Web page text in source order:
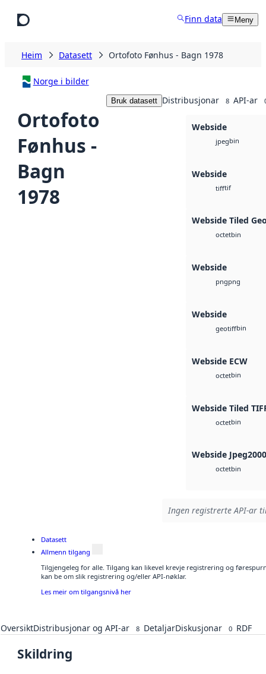
Finn data Meny
Heim Datasett Ortofoto Fønhus - Bagn 1978
Norge i bilder
Ortofoto
Fønhus -
Bagn
1978
Bruk datasett Distribusjonar 8 API-ar
Webside
jpegbin
Webside
tifftif
Webside Tiled
octetbin
Webside
pngpng
Webside
geotiffbin
Webside ECW
octetbin
Webside Tiled
octetbin
Webside Jpeg2000
octetbin
Ingen registrerte API-ar
Datasett
Allmenn tilgang
Tilgjengeleg for alle. Tilgang kan likevel krevje registrering og
kan be om slik registrering og/eller API-nøklar.
Les meir om tilgangsnivå her
OversiktDistribusjonar og API-ar 8 DetaljarDiskusjonar 0 RDF
Skildring